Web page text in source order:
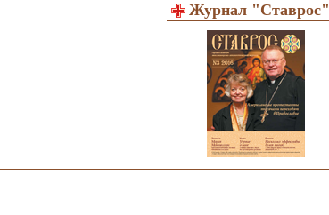
Журнал "Ставрос"